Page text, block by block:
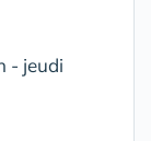
- jeudi